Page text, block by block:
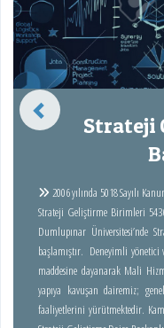
Strateji
2006 yılında 5018 Sayılı
Strateji Geliştirme Birimleri 5436
Dumlupınar Üniversitesi’nde
başlamıştır. Deneyimli yönetici ve personelimizin yanı sıra 5018 sayılı Kanunun 60.
maddesine dayanarak Mali
yapıya kavuşan dairemiz;
faaliyetlerini yürütmektedir. Kamuda şeffaflık ve saydamlık parolasıyla hareket eden